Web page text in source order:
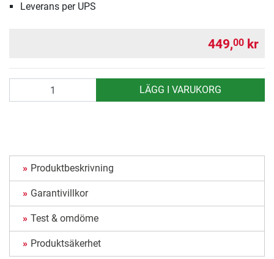
Leverans per UPS
449,00 kr
LÄGG I VARUKORG
Produktbeskrivning
Garantivillkor
Test & omdöme
Produktsäkerhet